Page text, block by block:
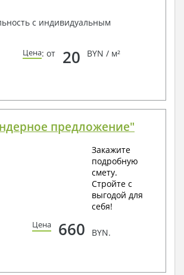
с индивидуальным
Цена: от 20 BYN / м²
предложение"
Закажите
подробную
смету.
Стройте с
выгодой для
себя!
Цена 660 BYN.